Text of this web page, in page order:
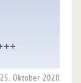
25. Oktober 2020